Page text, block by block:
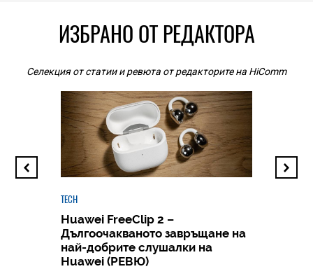
ИЗБРАНО ОТ РЕДАКТОРА
Селекция от статии и ревюта от редакторите на HiComm
TECH
Huawei FreeClip 2 –
Дългоочакваното завръщане на
най-добрите слушалки на
Huawei (РЕВЮ)